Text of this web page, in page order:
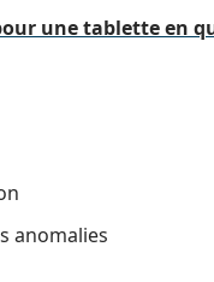
une tablette en
anomalies